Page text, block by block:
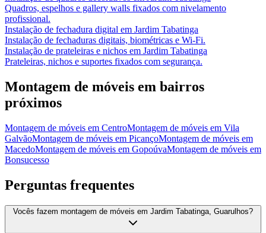
Quadros, espelhos e gallery walls fixados com nivelamento
profissional.
Instalação de fechadura digital em Jardim Tabatinga
Instalação de fechaduras digitais, biométricas e Wi-Fi.
Instalação de prateleiras e nichos em Jardim Tabatinga
Prateleiras, nichos e suportes fixados com segurança.
Montagem de móveis em bairros
próximos
Montagem de móveis em CentroMontagem de móveis em Vila
GalvãoMontagem de móveis em PicançoMontagem de móveis em
MacedoMontagem de móveis em GopoúvaMontagem de móveis em
Bonsucesso
Perguntas frequentes
Vocês fazem montagem de móveis em Jardim Tabatinga, Guarulhos?